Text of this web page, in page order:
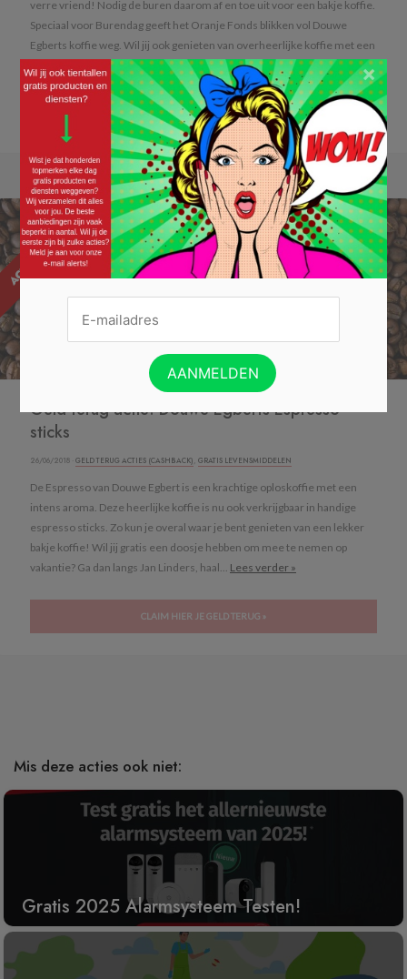
verre vriend! Nodig de buren daarom af en toe uit voor een bakje koffie.
Speciaal voor Burendag geeft het Oranje Fonds blikken vol Douwe
Egberts koffie weg. Wil jij ook genieten van overheerlijke koffie met een
volle, zachte smaak en verfijnd...Lees verder »
WIN KOFFIE VOOR DE HELE BUURT »
ACTIE AFGELOPEN
Geld terug actie: Douwe Egberts Espresso
sticks
26/06/2018 · GELD TERUG ACTIES (CASHBACK), GRATIS LEVENSMIDDELEN
De Espresso van Douwe Egbert is een krachtige oploskoffie met een
intens aroma. Deze heerlijke koffie is nu ook verkrijgbaar in handige
espresso sticks. Zo kun je overal waar je bent genieten van een lekker
bakje koffie! Wil jij gratis een doosje hebben om mee te nemen op
vakantie? Ga dan langs Jan Linders, haal... Lees verder »
CLAIM HIER JE GELD TERUG »
Mis deze acties ook niet:
Gratis 2025 Alarmsysteem Testen!
×